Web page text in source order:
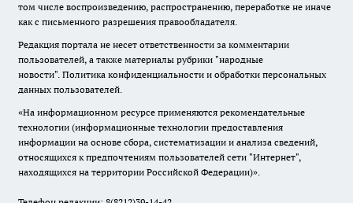
том числе воспроизведению, распространению, переработке не иначе
как с письменного разрешения правообладателя.
Редакция портала не несет ответственности за комментарии
пользователей, а также материалы рубрики "народные
новости". Политика конфиденциальности и обработки персональных
данных пользователей.
«На информационном ресурсе применяются рекомендательные
технологии (информационные технологии предоставления
информации на основе сбора, систематизации и анализа сведений,
относящихся к предпочтениям пользователей сети "Интернет",
находящихся на территории Российской Федерации)».